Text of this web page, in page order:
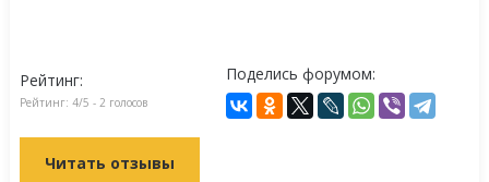
Рейтинг:
Рейтинг: 4/5 - 2 голосов
Поделись форумом:
Читать отзывы